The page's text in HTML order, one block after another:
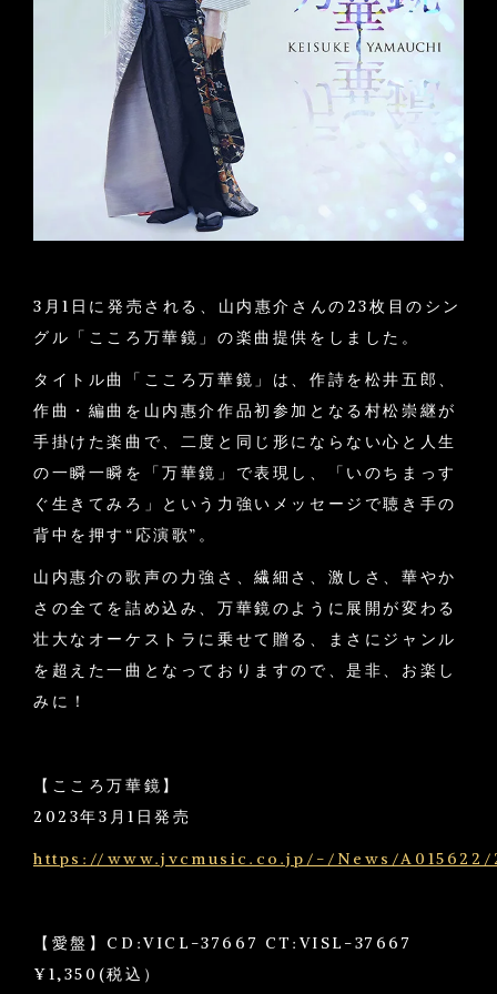
3月1日に発売される、山内惠介さんの23枚目のシン
グル「こころ万華鏡」の楽曲提供をしました。
タイトル曲「こころ万華鏡」は、作詩を松井五郎、
作曲・編曲を山内惠介作品初参加となる村松崇継が
手掛けた楽曲で、二度と同じ形にならない心と人生
の一瞬一瞬を「万華鏡」で表現し、「いのちまっす
ぐ生きてみろ」という力強いメッセージで聴き手の
背中を押す“応演歌”。
山内惠介の歌声の力強さ、繊細さ、激しさ、華やか
さの全てを詰め込み、万華鏡のように展開が変わる
壮大なオーケストラに乗せて贈る、まさにジャンル
を超えた一曲となっておりますので、是非、お楽し
みに！
【こころ万華鏡】
2023年3月1日発売
https://www.jvcmusic.co.jp/-/News/A015622/
【愛盤】CD:VICL-37667 CT:VISL-37667
¥1,350(税込）